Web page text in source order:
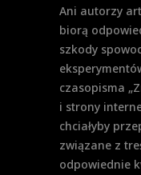
Ani autorzy
biorą
szkody
czasopisma
i strony
chciałyby
związane z
odpowiednie